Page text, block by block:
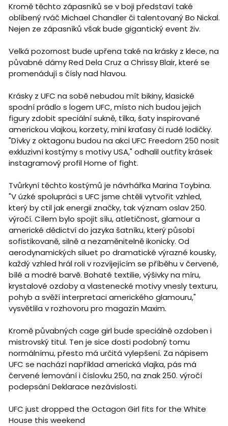
Kromě těchto zápasníků se v boji představí také
oblíbený rváč Michael Chandler či talentovaný Bo Nickal.
Nejen ze zápasníků však bude gigantický event živ.
Velká pozornost bude upřena také na krásky z klece, na
půvabné dámy Red Dela Cruz a Chrissy Blair, které se
promenádují s čísly nad hlavou.
Krásky z UFC na sobě nebudou mít bikiny, klasické
spodní prádlo s logem UFC, místo nich budou jejich
figury zdobit speciální sukně, tílka, šaty inspirované
americkou vlajkou, korzety, mini kraťasy či rudé lodičky.
"Dívky z oktagonu budou na akci UFC Freedom 250 nosit
exkluzivní kostýmy s motivy USA," odhalil outfity krásek
instagramový profil Home of fight.
Tvůrkyní těchto kostýmů je návrhářka Marina Toybina.
"V úzké spolupráci s UFC jsme chtěli vytvořit vzhled,
který by ctil jak energii značky, tak význam oslav 250.
výročí. Cílem bylo spojit sílu, atletičnost, glamour a
americké dědictví do jazyka šatníku, který působí
sofistikovaně, silně a nezaměnitelně ikonicky. Od
aerodynamických siluet po dramatické výrazné kousky,
každý vzhled hrál roli v rozvíjejícím se příběhu v červené,
bílé a modré barvě. Bohaté textilie, výšivky na míru,
krystalové ozdoby a vlastenecké motivy vnesly texturu,
pohyb a svěží interpretaci amerického glamouru,"
vysvětlila v rozhovoru pro magazín Maxim.
Kromě půvabných cage girl bude speciálně ozdoben i
mistrovský titul. Ten je sice dosti podobný tomu
normálnímu, přesto má určitá vylepšení. Za nápisem
UFC se nachází například americká vlajka, pás má
červené lemování i číslovku 250, na znak 250. výročí
podepsání Deklarace nezávislosti.
UFC just dropped the Octagon Girl fits for the White
House this weekend